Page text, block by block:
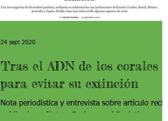
Tras el ADN de los corales
para evitar su extinción
Nota periodistica y entrevista sobre artículo recien
24 sept 2020